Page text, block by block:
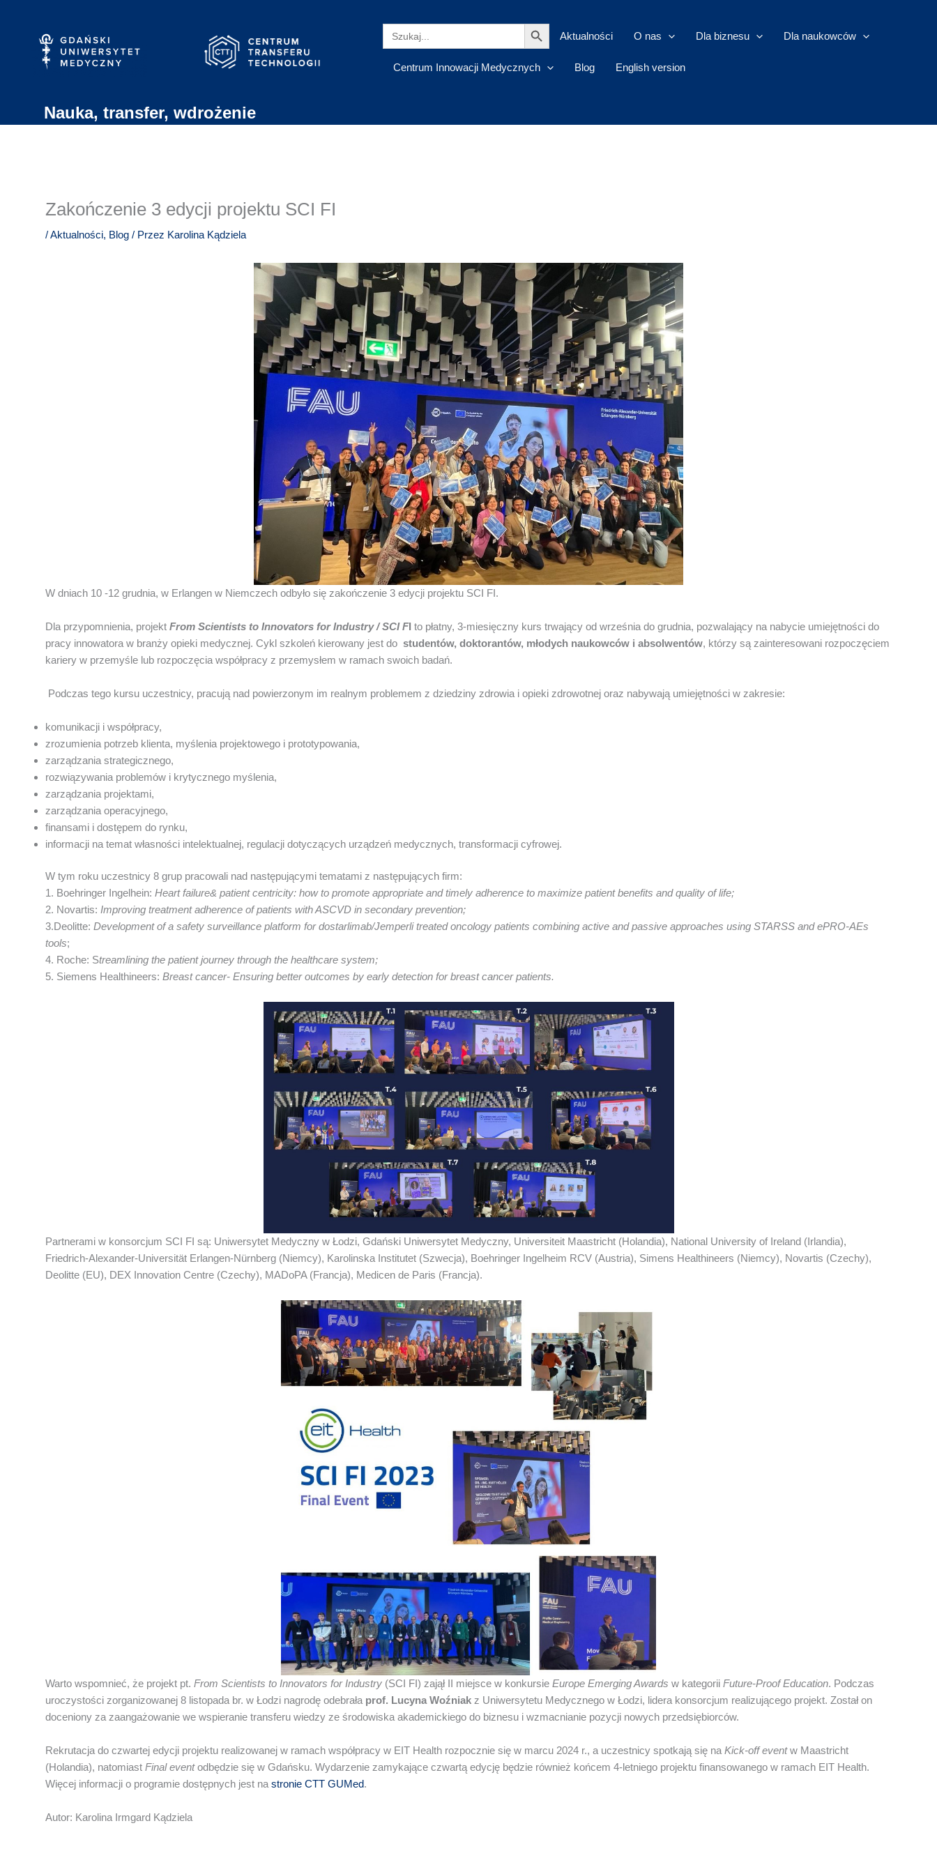
Search
for:
Search Button
Aktualności
O nas Dla biznesu Dla naukowców
Centrum Innowacji Medycznych Blog English version
Nauka, transfer, wdrożenie
Zakończenie 3 edycji projektu SCI FI
/Aktualności, Blog / Przez Karolina Kądziela
W dniach 10 -12 grudnia, w Erlangen w Niemczech odbyło się zakończenie 3 edycji projektu SCI FI.
Dla przypomnienia, projekt From Scientists to Innovators for Industry / SCI FI to płatny, 3-miesięczny kurs trwający od września do grudnia, pozwalający na nabycie umiejętności do
pracy innowatora w branży opieki medycznej. Cykl szkoleń kierowany jest do studentów, doktorantów, młodych naukowców i absolwentów, którzy są zainteresowani rozpoczęciem
kariery w przemyśle lub rozpoczęcia współpracy z przemysłem w ramach swoich badań.
Podczas tego kursu uczestnicy, pracują nad powierzonym im realnym problemem z dziedziny zdrowia i opieki zdrowotnej oraz nabywają umiejętności w zakresie:
komunikacji i współpracy,
zrozumienia potrzeb klienta, myślenia projektowego i prototypowania,
zarządzania strategicznego,
rozwiązywania problemów i krytycznego myślenia,
zarządzania projektami,
zarządzania operacyjnego,
finansami i dostępem do rynku,
informacji na temat własności intelektualnej, regulacji dotyczących urządzeń medycznych, transformacji cyfrowej.
W tym roku uczestnicy 8 grup pracowali nad następującymi tematami z następujących firm:
1. Boehringer Ingelhein: Heart failure& patient centricity: how to promote appropriate and timely adherence to maximize patient benefits and quality of life;
2. Novartis: Improving treatment adherence of patients with ASCVD in secondary prevention;
3.Deolitte: Development of a safety surveillance platform for dostarlimab/Jemperli treated oncology patients combining active and passive approaches using STARSS and ePRO-AEs
tools;
4. Roche: Streamlining the patient journey through the healthcare system;
5. Siemens Healthineers: Breast cancer- Ensuring better outcomes by early detection for breast cancer patients.
Partnerami w konsorcjum SCI FI są: Uniwersytet Medyczny w Łodzi, Gdański Uniwersytet Medyczny, Universiteit Maastricht (Holandia), National University of Ireland (Irlandia),
Friedrich-Alexander-Universität Erlangen-Nürnberg (Niemcy), Karolinska Institutet (Szwecja), Boehringer Ingelheim RCV (Austria), Simens Healthineers (Niemcy), Novartis (Czechy),
Deolitte (EU), DEX Innovation Centre (Czechy), MADoPA (Francja), Medicen de Paris (Francja).
Warto wspomnieć, że projekt pt. From Scientists to Innovators for Industry (SCI FI) zajął II miejsce w konkursie Europe Emerging Awards w kategorii Future-Proof Education. Podczas
uroczystości zorganizowanej 8 listopada br. w Łodzi nagrodę odebrała prof. Lucyna Woźniak z Uniwersytetu Medycznego w Łodzi, lidera konsorcjum realizującego projekt. Został on
doceniony za zaangażowanie we wspieranie transferu wiedzy ze środowiska akademickiego do biznesu i wzmacnianie pozycji nowych przedsiębiorców.
Rekrutacja do czwartej edycji projektu realizowanej w ramach współpracy w EIT Health rozpocznie się w marcu 2024 r., a uczestnicy spotkają się na Kick-off eventw Maastricht
(Holandia), natomiast Final eventodbędzie się w Gdańsku. Wydarzenie zamykające czwartą edycję będzie również końcem 4-letniego projektu finansowanego w ramach EIT Health.
Więcej informacji o programie dostępnych jest na stronie CTT GUMed.
Autor: Karolina Irmgard Kądziela